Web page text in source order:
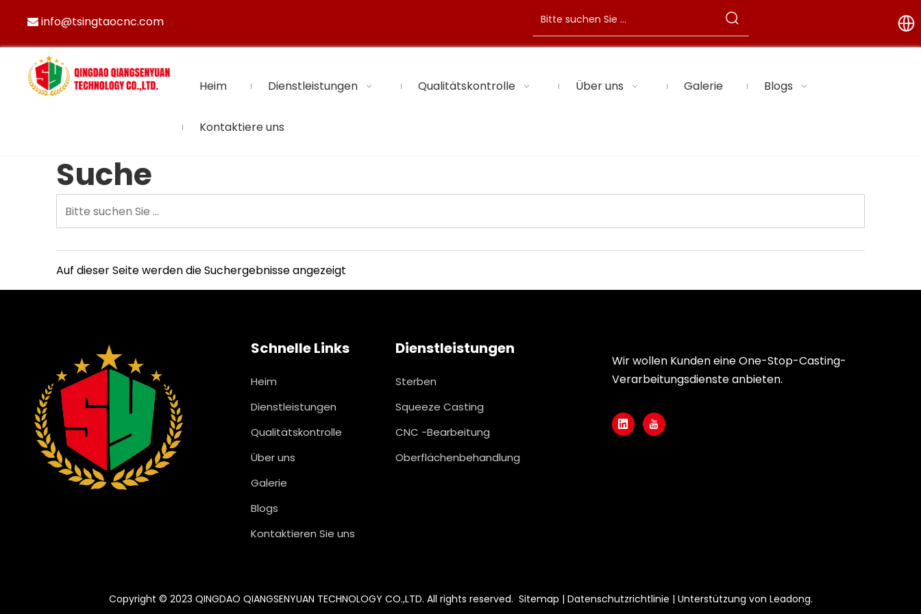
 info@tsingtaocnc.com
Heim Dienstleistungen Qualitätskontrolle Über uns Galerie Blogs
Kontaktiere uns
Suche
Auf dieser Seite werden die Suchergebnisse angezeigt
Schnelle Links
Heim
Dienstleistungen
Qualitätskontrolle
Über uns
Galerie
Blogs
Kontaktieren Sie uns
Dienstleistungen
Sterben
Squeeze Casting
CNC -Bearbeitung
Oberflächenbehandlung
Wir wollen Kunden eine One-Stop-Casting-
Verarbeitungsdienste anbieten.
Copyright © 2023 QINGDAO QIANGSENYUAN TECHNOLOGY CO.,LTD. All rights reserved. Sitemap | Datenschutzrichtlinie | Unterstützung von Leadong.